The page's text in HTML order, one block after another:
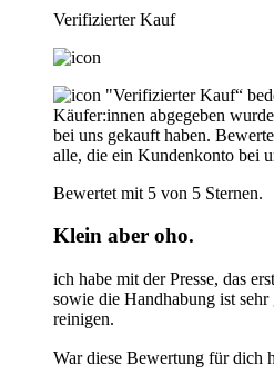
Verifizierter Kauf
"Verifizierter Kauf“
Käufer:innen abgegeben
bei uns gekauft haben.
alle, die ein Kundenkonto bei
Bewertet mit 5 von 5 Sternen.
Klein aber oho.
ich habe mit der Presse, das
sowie die Handhabung ist
reinigen.
War diese Bewertung für dich